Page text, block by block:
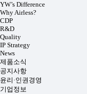
YW’s Difference
Why Airless?
CDP
R&D
Quality
IP Strategy
News
제품소식
공지사항
윤리·인권경영
기업정보